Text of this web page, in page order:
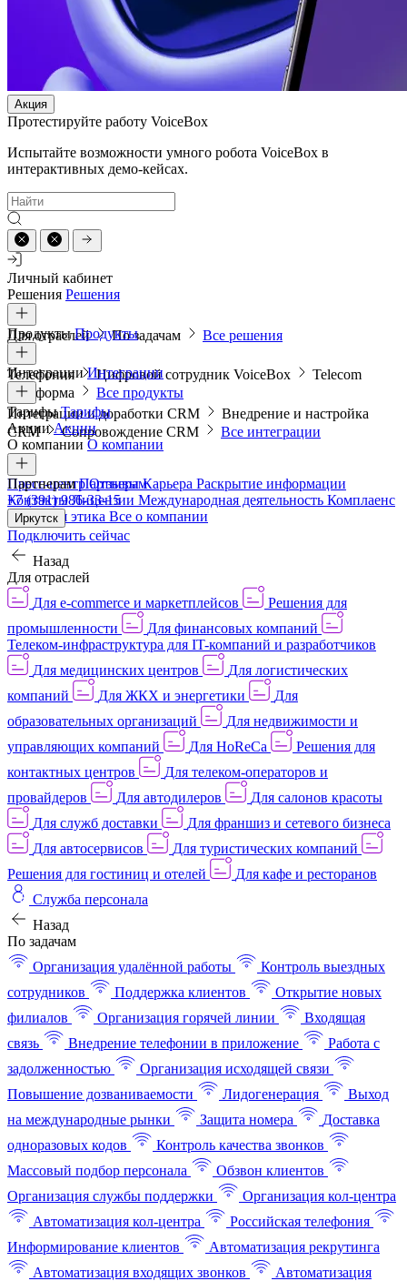
Акция
Протестируйте работу VoiceBox
Испытайте возможности умного робота VoiceBox в
интерактивных демо-кейсах.
Личный кабинет
Решения Решения
Для отраслей По задачам Все решения
ПродуктыПродукты
Телефония Цифровой сотрудник VoiceBox
Telecom
платформа
Все продукты
ИнтеграцииИнтеграции
Интеграции и доработки CRM
Внедрение и настройка
CRM
Сопровождение CRM Все интеграции
ТарифыТарифы
АкцииАкции
О компании О компании
Пресс-центрОтзывыКарьера Раскрытие информации
КонтактыЛицензии Международная деятельность Комплаенс
и деловая этика Все о компании
ПартнерамПартнерам
+7 (391) 986-33-15
Иркутск
Подключить сейчас
Назад
Для отраслей
Для e-commerce и маркетплейсов
Решения для
промышленности
Для финансовых компаний
Телеком-инфраструктура для IT-компаний и разработчиков
Для медицинских центров
Для логистических
компаний
Для ЖКХ и энергетики
Для
образовательных организаций
Для недвижимости и
управляющих компаний
Для HoReCa
Решения для
контактных центров
Для телеком-операторов и
провайдеров
Для автодилеров
Для салонов красоты
Для служб доставки
Для франшиз и сетевого бизнеса
Для автосервисов
Для туристических компаний
Решения для гостиниц и отелей
Для кафе и ресторанов
Служба персонала
Назад
По задачам
Организация удалённой работы
Контроль выездных
сотрудников
Поддержка клиентов
Открытие новых
филиалов
Организация горячей линии
Входящая
связь
Внедрение телефонии в приложение
Работа с
задолженностью
Организация исходящей связи
Повышение дозваниваемости
Лидогенерация
Выход
на международные рынки
Защита номера
Доставка
одноразовых кодов
Контроль качества звонков
Массовый подбор персонала
Обзвон клиентов
Организация службы поддержки
Организация кол-центра
Автоматизация кол-центра
Российская телефония
Информирование клиентов
Автоматизация рекрутинга
Автоматизация входящих звонков
Автоматизация